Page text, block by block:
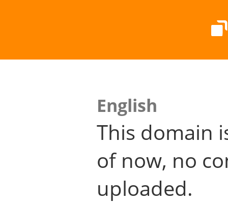
English
This domain
of now, no
uploaded.